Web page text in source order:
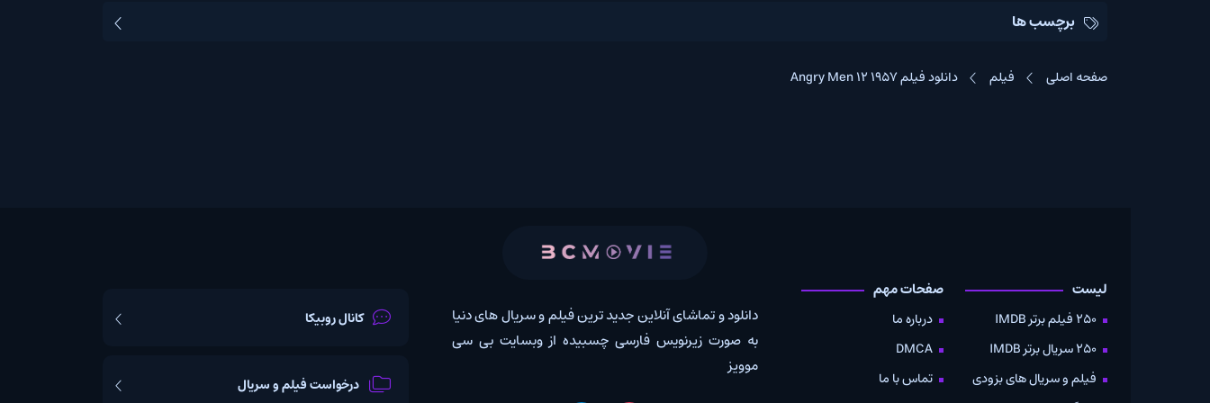
برچسب ها
فیلم دانلود فیلم Angry Men 12 1957
فیلم و سریال های بزودی
صفحات مهم
درباره ما
DMCA
تماس با ما
دانلود و تماشای آنلاین جدید ترین فیلم و سریال های دنیا
به صورت زیرنویس فارسی چسبیده از وبسایت بی سی
کانال روبیکا
درخواست فیلم و سریال